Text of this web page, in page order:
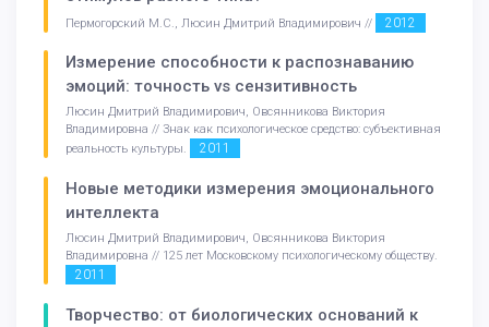
Пермогорский М.С., Люсин Дмитрий Владимирович // 2012
Измерение способности к распознаванию
эмоций: точность vs сензитивность
Люсин Дмитрий Владимирович, Овсянникова Виктория
Владимировна // Знак как психологическое средство: субъективная
реальность культуры.
2011
Новые методики измерения эмоционального
интеллекта
Люсин Дмитрий Владимирович, Овсянникова Виктория
Владимировна // 125 лет Московскому психологическому обществу.
2011
Творчество: от биологических оснований к